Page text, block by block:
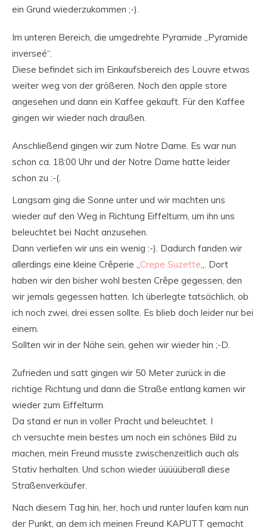
ein Grund wiederzukommen ;-).
Im unteren Bereich, die umgedrehte Pyramide „Pyramide
inverseé“.
Diese befindet sich im Einkaufsbereich des Louvre etwas
weiter weg von der größeren. Noch den apple store
angesehen und dann ein Kaffee gekauft. Für den Kaffee
gingen wir wieder nach draußen.
Anschließend gingen wir zum Notre Dame. Es war nun
schon ca. 18:00 Uhr und der Notre Dame hatte leider
schon zu :-(.
Langsam ging die Sonne unter und wir machten uns
wieder auf den Weg in Richtung Eiffelturm, um ihn uns
beleuchtet bei Nacht anzusehen.
Dann verliefen wir uns ein wenig :-). Dadurch fanden wir
allerdings eine kleine Crêperie „Crepe Suzette„. Dort
haben wir den bisher wohl besten Crêpe gegessen, den
wir jemals gegessen hatten. Ich überlegte tatsächlich, ob
ich noch zwei, drei essen sollte. Es blieb doch leider nur bei
einem.
Sollten wir in der Nähe sein, gehen wir wieder hin ;-D.
Zufrieden und satt gingen wir 50 Meter zurück in die
richtige Richtung und dann die Straße entlang kamen wir
wieder zum Eiffelturm.
Da stand er nun in voller Pracht und beleuchtet. I
ch versuchte mein bestes um noch ein schönes Bild zu
machen, mein Freund musste zwischenzeitlich auch als
Stativ herhalten. Und schon wieder üüüüüberall diese
Straßenverkäufer.
Nach diesem Tag hin, her, hoch und runter laufen kam nun
der Punkt, an dem ich meinen Freund KAPUTT gemacht